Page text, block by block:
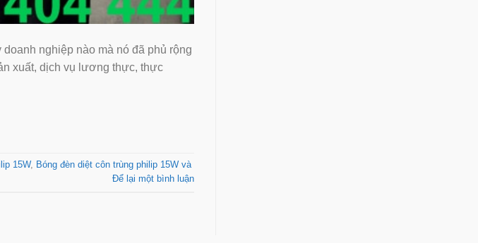
nghiệp nào mà nó đã phủ rộng
xuất, dịch vụ lương thực, thực
15W, Bóng đèn diệt côn trùng philip 15W và
Để lại một bình luận